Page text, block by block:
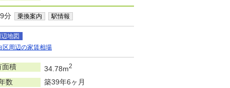
分 乗換案内 駅情報
辺地図
区周辺の家賃相場
面積 34.78m2
数 築39年6ヶ月